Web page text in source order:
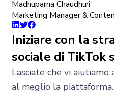
Madhuparna Chaudhuri
Marketing Manager &
Iniziare con la
sociale di TikTok
Lasciate che vi
al meglio la